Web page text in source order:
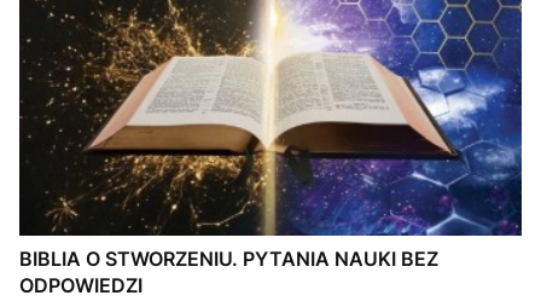
BIBLIA O STWORZENIU. PYTANIA NAUKI BEZ
ODPOWIEDZI